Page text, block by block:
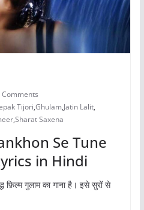
Comments
Tijori,Ghulam,Jatin Lalit,
,Sharat Saxena
Se Tune
in Hindi
गुलाम का गाना है। इसे सुरों से